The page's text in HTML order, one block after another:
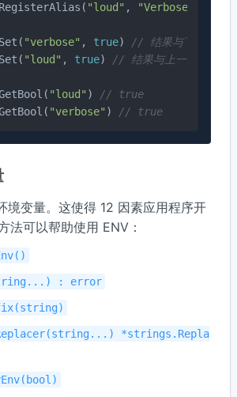
"loud" , "Verbose"
"verbose" , true) // 结果与下一行相
"loud" , true) // 结果与上一行相同
"loud" ) // true
"verbose" ) // true
境变量。这使得 12 因素应用程序开
法可以帮助使用 ENV：
: error
*strings.Repla